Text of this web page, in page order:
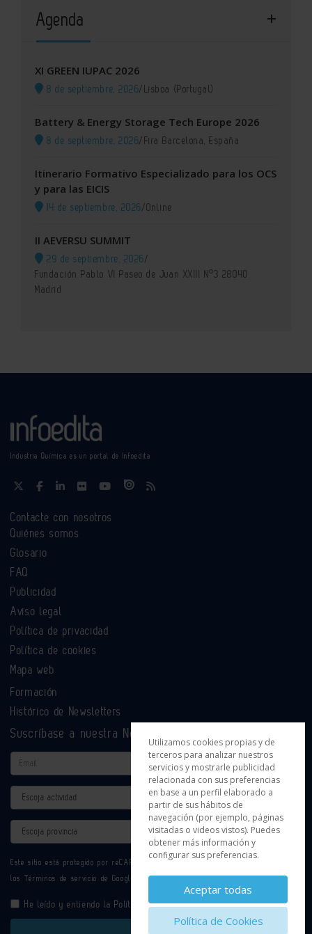
Agenda
XI GREEN IUPAC 2026
8 de septiembre, 2026/Lisboa (Portugal)
Battery & Energy Storage Tech Europe 2026
8 de septiembre, 2026/Fira Barcelona, España
Itinerario Formativo Especializado para los OCS
y para las EICIS
14 de septiembre, 2026/Online
II AEVERSU SUMMIT
29 de septiembre, 2026/
Fundación Pablo VI Paseo de Juan XXIII Nº3 28040
Madrid
Industria Química es un portal de Infoedita
Contacte con nosotros
Quiénes somos
Glosario
FAQ
Publicidad
Aviso legal
Política de privacidad
Política de cookies
Mapa web
Formación
Histórico de Newsletters
Suscríbase a nuestra Newsletter
Email
Actividad
Provincia
Este sitio está protegido por reCAPTCHA y se aplican la
los Términos de servicio de Google.
He leído y entiendo la Política de Privacidad
Enviar
Utilizamos cookies propias y de
terceros para analizar nuestros
servicios y mostrarle publicidad
relacionada con sus preferencias
en base a un perfil elaborado a
partir de sus hábitos de
navegación (por ejemplo, páginas
visitadas o videos vistos). Puedes
obtener más información y
configurar sus preferencias.
Aceptar todas
Política de Cookies